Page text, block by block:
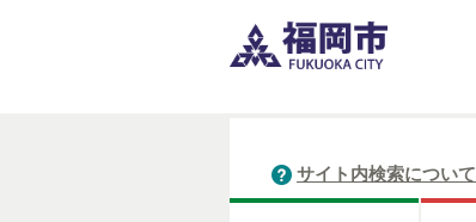
サイト内検索について